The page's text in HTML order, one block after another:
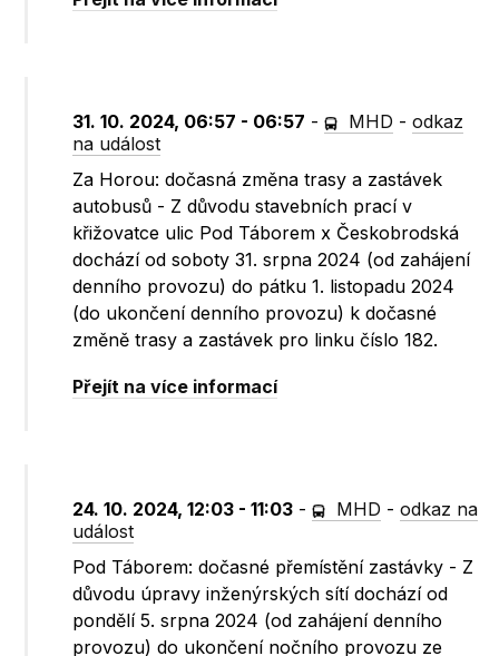
31. 10. 2024, 06:57 - 06:57 - MHD -odkaz
na událost
Za Horou: dočasná změna trasy a zastávek
autobusů - Z důvodu stavebních prací v
křižovatce ulic Pod Táborem x Českobrodská
dochází od soboty 31. srpna 2024 (od zahájení
denního provozu) do pátku 1. listopadu 2024
(do ukončení denního provozu) k dočasné
změně trasy a zastávek pro linku číslo 182.
Přejít na více informací
24. 10. 2024, 12:03 - 11:03 - MHD -odkaz na
událost
Pod Táborem: dočasné přemístění zastávky - Z
důvodu úpravy inženýrských sítí dochází od
pondělí 5. srpna 2024 (od zahájení denního
provozu) do ukončení nočního provozu ze